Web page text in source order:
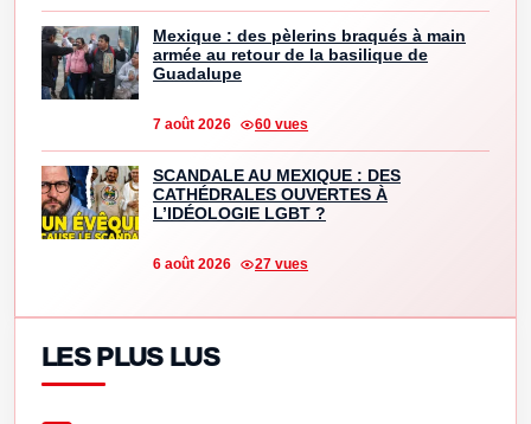
Mexique : des pèlerins braqués à main
armée au retour de la basilique de
Guadalupe
7 août 2026 60 vues
SCANDALE AU MEXIQUE : DES
CATHÉDRALES OUVERTES À
L’IDÉOLOGIE LGBT ?
6 août 2026 27 vues
LES PLUS LUS